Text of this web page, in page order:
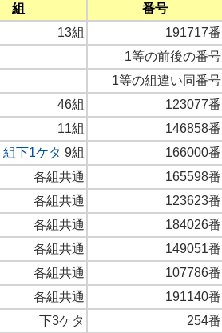
組
番号
13組
191717番
1等の前後の番号
1等の組違い同番号
46組
123077番
11組
146858番
組下1ケタ 9組
166000番
各組共通
165598番
各組共通
123623番
各組共通
184026番
各組共通
149051番
各組共通
107786番
各組共通
191140番
下3ケタ
254番